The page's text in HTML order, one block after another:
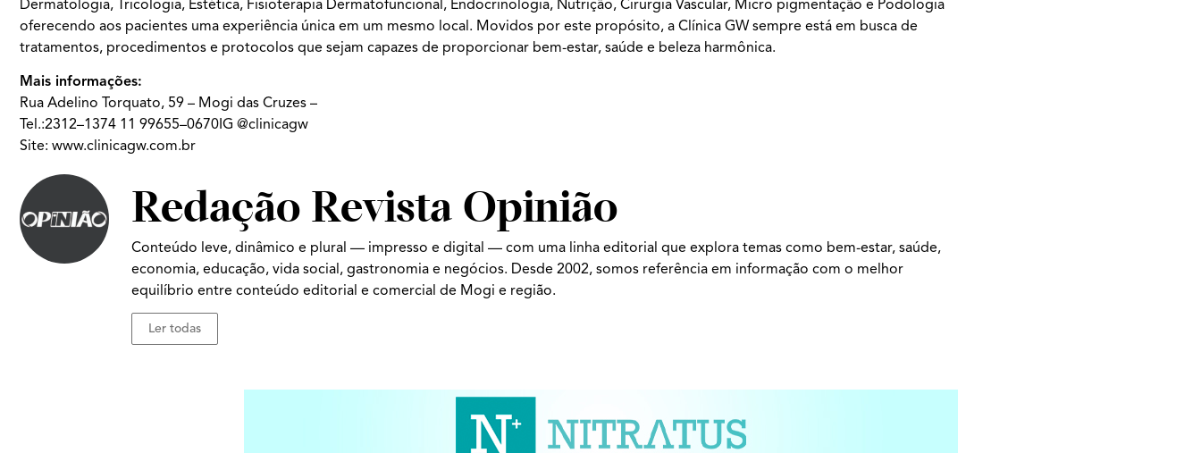
Dermatologia, Tricologia, Estética, Fisioterapia Dermatofuncional, Endocrinologia, Nutrição, Cirurgia Vascular, Micro pigmentação e Podologia
oferecendo aos pacientes uma experiência única em um mesmo local. Movidos por este propósito, a Clínica GW sempre está em busca de
tratamentos, procedimentos e protocolos que sejam capazes de proporcionar bem-estar, saúde e beleza harmônica.
Mais informações:
Rua Adelino Torquato, 59 – Mogi das Cruzes –
Tel.:2312–1374 11 99655–0670IG @clinicagw
Site: www.clinicagw.com.br
Redação Revista Opinião
Conteúdo leve, dinâmico e plural — impresso e digital — com uma linha editorial que explora temas como bem-estar, saúde,
economia, educação, vida social, gastronomia e negócios. Desde 2002, somos referência em informação com o melhor
equilíbrio entre conteúdo editorial e comercial de Mogi e região.
Ler todas